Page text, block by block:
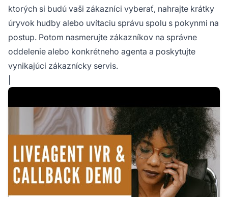
ktorých si budú vaši zákazníci vyberať, nahrajte krátky
úryvok hudby alebo uvítaciu správu spolu s pokynmi na
postup. Potom nasmerujte zákazníkov na správne
oddelenie alebo konkrétneho agenta a poskytujte
vynikajúci zákaznícky servis.